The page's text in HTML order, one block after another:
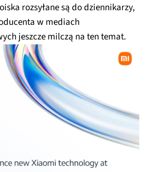
rozsyłane są do dziennikarzy,
w mediach
jeszcze milczą na ten temat.